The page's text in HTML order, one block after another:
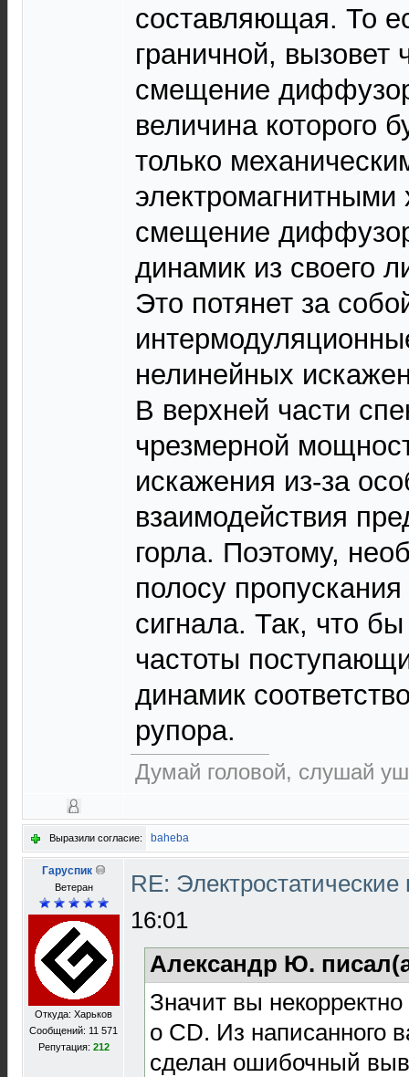
составляющая. То
граничной, вызовет
смещение
величина которого
только
смещение
динамик из своего
Это потянет за
нелинейных
В верхней части
чрезмерной
искажения из-за
взаимодействия
горла. Поэтому,
полосу пропускания
сигнала. Так, что
частоты
динамик
рупора.
Думай головой, слушай
Выразили согласие: baheba
Гаруспик
Ветеран
Откуда: Харьков
Сообщений: 11 571
Репутация: 212
RE:
16:01
Александр Ю.
Значит вы
о CD. Из написанного
сделан ошибочный